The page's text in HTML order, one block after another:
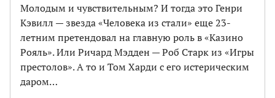
Молодым и чувствительным? И тогда это Генри
Кэвилл — звезда «Человека из стали» еще 23-
летним претендовал на главную роль в «Казино
Рояль». Или Ричард Мэдден — Роб Старк из «Игры
престолов». А то и Том Харди с его истерическим
даром…